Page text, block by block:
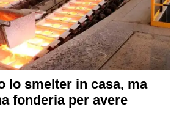
lo smelter in casa, ma
fonderia per avere